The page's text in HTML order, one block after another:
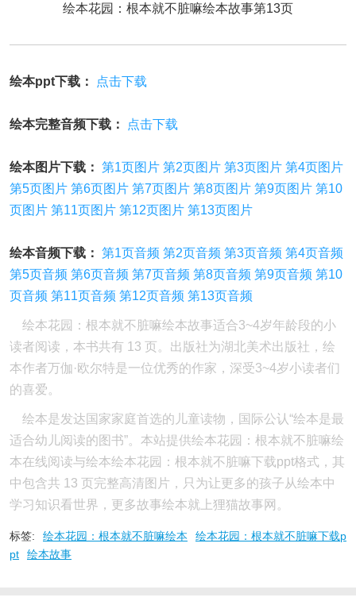
绘本花园：根本就不脏嘛绘本故事第13页
绘本ppt下载： 点击下载
绘本完整音频下载： 点击下载
绘本图片下载： 第1页图片 第2页图片 第3页图片 第4页图片
第5页图片 第6页图片 第7页图片 第8页图片 第9页图片 第10
页图片 第11页图片 第12页图片 第13页图片
绘本音频下载： 第1页音频 第2页音频 第3页音频 第4页音频
第5页音频 第6页音频 第7页音频 第8页音频 第9页音频 第10
页音频 第11页音频 第12页音频 第13页音频
绘本花园：根本就不脏嘛绘本故事适合3~4岁年龄段的小
读者阅读，本书共有 13 页。出版社为湖北美术出版社，绘
本作者万伽·欧尔特是一位优秀的作家，深受3~4岁小读者们
的喜爱。
绘本是发达国家家庭首选的儿童读物，国际公认“绘本是最
适合幼儿阅读的图书”。本站提供绘本花园：根本就不脏嘛绘
本在线阅读与绘本绘本花园：根本就不脏嘛下载ppt格式，其
中包含共 13 页完整高清图片，只为让更多的孩子从绘本中
学习知识看世界，更多故事绘本就上狸猫故事网。
标签: 绘本花园：根本就不脏嘛绘本
绘本花园：根本就不脏嘛下载p
pt
绘本故事